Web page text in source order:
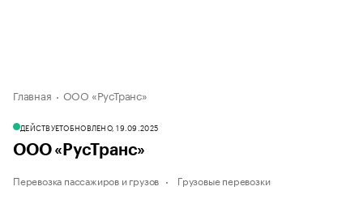
Главная ООО «РусТранс»
ДЕЙСТВУЕТОБНОВЛЕНО, 19.09.2025
ООО «РусТранс»
Перевозка пассажиров и грузов Грузовые перевозки